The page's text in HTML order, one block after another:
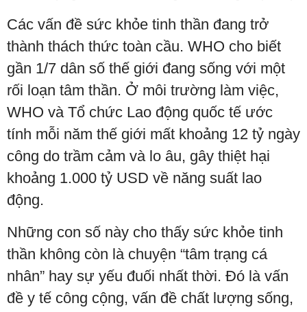
Các vấn đề sức khỏe tinh thần đang trở
thành thách thức toàn cầu. WHO cho biết
gần 1/7 dân số thế giới đang sống với một
rối loạn tâm thần. Ở môi trường làm việc,
WHO và Tổ chức Lao động quốc tế ước
tính mỗi năm thế giới mất khoảng 12 tỷ ngày
công do trầm cảm và lo âu, gây thiệt hại
khoảng 1.000 tỷ USD về năng suất lao
động.
Những con số này cho thấy sức khỏe tinh
thần không còn là chuyện “tâm trạng cá
nhân” hay sự yếu đuối nhất thời. Đó là vấn
đề y tế công cộng, vấn đề chất lượng sống,